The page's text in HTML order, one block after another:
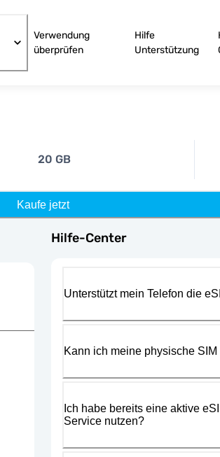
Verwendung
überprüfen
Hilfe
Unterstützung
20 GB
Kaufe jetzt
Hilfe-Center
Unterstützt mein Telefon die
Kann ich meine physische
Ich habe bereits eine aktive
Service nutzen?